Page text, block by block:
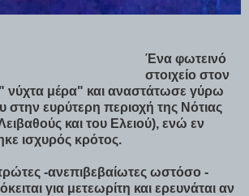
Ένα φωτεινό
στοιχείο στον
νύχτα μέρα" και αναστάτωσε γύρω
στην ευρύτερη περιοχή της Νότιας
και του Ελειού), ενώ εν
ισχυρός κρότος.
-ανεπιβεβαίωτες ωστόσο -
για μετεωρίτη και ερευνάται αν